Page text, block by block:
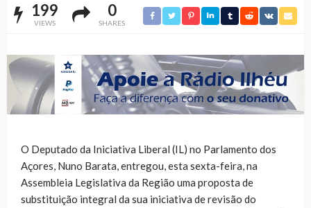
199
VIEWS
0
SHARES
O Deputado da Iniciativa Liberal (IL) no Parlamento dos
Açores, Nuno Barata, entregou, esta sexta-feira, na
Assembleia Legislativa da Região uma proposta de
substituição integral da sua iniciativa de revisão do